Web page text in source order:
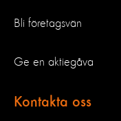
Bli företagsvän
Ge en aktiegåva
Kontakta oss